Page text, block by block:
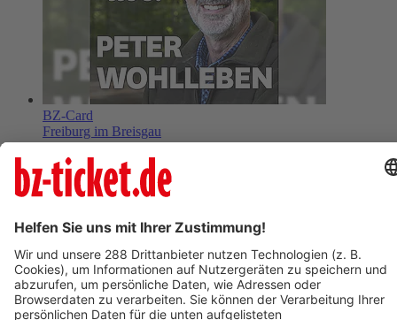
BZ-Card
Freiburg im Breisgau
MUNDOLOGIA: Peter Wohlleben live - Das geheime Leben
der Bäume
28. Januar 2027